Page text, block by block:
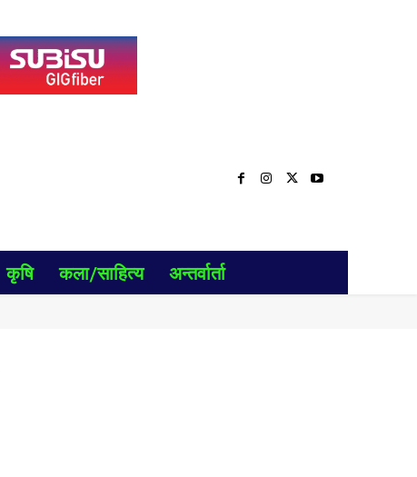
कृषि कला/साहित्य अन्तर्वार्ता